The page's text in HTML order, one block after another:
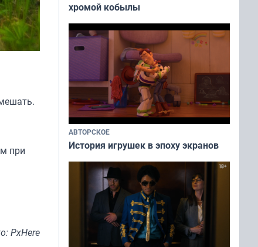
при
PxHere
хромой кобылы
АВТОРСКОЕ
История игрушек в эпоху экранов